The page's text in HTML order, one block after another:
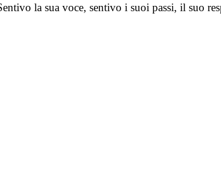
la sua voce, sentivo i suoi passi, il suo